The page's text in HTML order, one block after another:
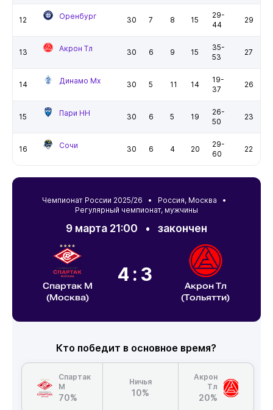
12 Оренбург 30 7 8 15
29-
44
29
13 Акрон Тл 30 6 9 15
35-
53
27
14 Динамо Мх 30 5 11 14
19-
37
26
15 Пари НН 30 6 5 19
26-
50
23
16 Сочи 30 6 4 20
29-
60
22
Чемпионат России 2025/26 • Россия, Москва •
Регулярный чемпионат, мужчины
9 марта 21:00 • закончен
Спартак М
(Москва)
4:3
Акрон Тл
(Тольятти)
Кто победит в основное время?
Спартак
М
70%
Ничья
10%
Акрон
Тл
20%